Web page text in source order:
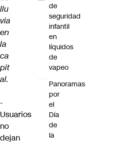
llu
via
en
la
ca
pit
al.
-
Usuarios
no
dejan
de
seguridad
infantil
en
líquidos
de
vapeo
Panoramas
por
el
Día
de
la